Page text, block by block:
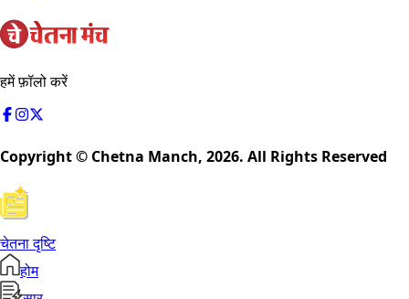
हमें फ़ॉलो करें
Copyright © Chetna Manch, 2026. All Rights Reserved
चेतना दृष्टि
होम